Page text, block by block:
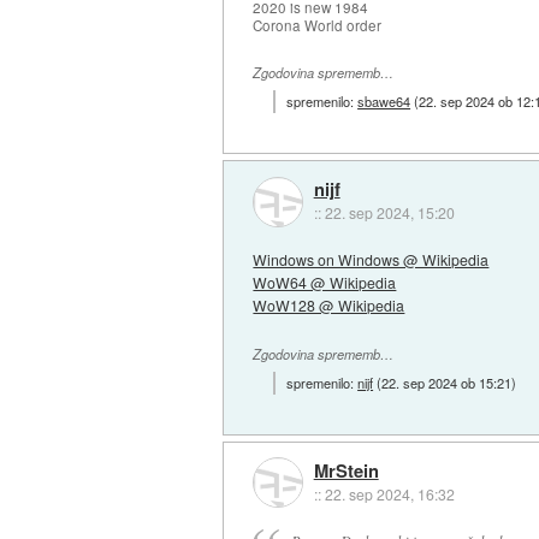
2020 is new 1984
Corona World order
Zgodovina sprememb…
spremenilo:sbawe64(22. sep 2024 ob
nijf
::22. sep 2024, 15:20
Windows on Windows @ Wikipedia
WoW64 @ Wikipedia
WoW128 @ Wikipedia
Zgodovina sprememb…
spremenilo:nijf(22. sep 2024 ob 15:21)
MrStein
::22. sep 2024, 16:32